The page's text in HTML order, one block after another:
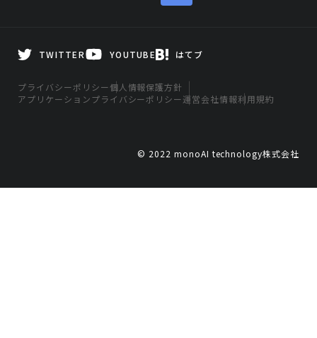
TWITTER YOUTUBE はてブ
プライバシーポリシー個人情報保護方針
アプリケーションプライバシーポリシー運営会社情報利用規約
© 2022 monoAI technology株式会社